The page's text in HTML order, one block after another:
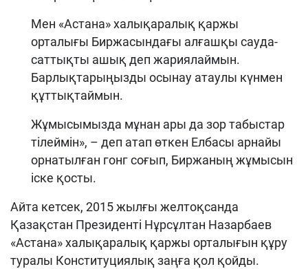
Мен «Астана» халықаралық қаржы
орталығы Биржасындағы алғашқы сауда-
саттықты ашық деп жариялаймын.
Барлықтарыңызды осынау атаулы күнмен
құттықтаймын.
Жұмысымызда мұнан ары да зор табыстар
тілеймін», – деп атап өткен Елбасы арнайы
орнатылған гонг соғып, Биржаның жұмысын
іске қосты.
Айта кетсек, 2015 жылғы желтоқсанда
Қазақстан Президенті Нұрсұлтан Назарбаев
«Астана» халықаралық қаржы орталығын құру
туралы Конституциялық заңға қол қойды.